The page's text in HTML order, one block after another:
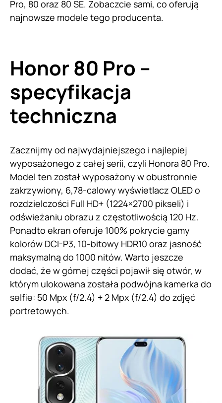
Pro, 80 oraz 80 SE. Zobaczcie sami, co oferują
najnowsze modele tego producenta.
Honor 80 Pro –
specyfikacja
techniczna
Zacznijmy od najwydajniejszego i najlepiej
wyposażonego z całej serii, czyli Honora 80 Pro.
Model ten został wyposażony w obustronnie
zakrzywiony, 6,78-calowy wyświetlacz OLED o
rozdzielczości Full HD+ (1224×2700 pikseli) i
odświeżaniu obrazu z częstotliwością 120 Hz.
Ponadto ekran oferuje 100% pokrycie gamy
kolorów DCI-P3, 10-bitowy HDR10 oraz jasność
maksymalną do 1000 nitów. Warto jeszcze
dodać, że w górnej części pojawił się otwór, w
którym ulokowana została podwójna kamerka do
selfie: 50 Mpx (f/2.4) + 2 Mpx (f/2.4) do zdjęć
portretowych.